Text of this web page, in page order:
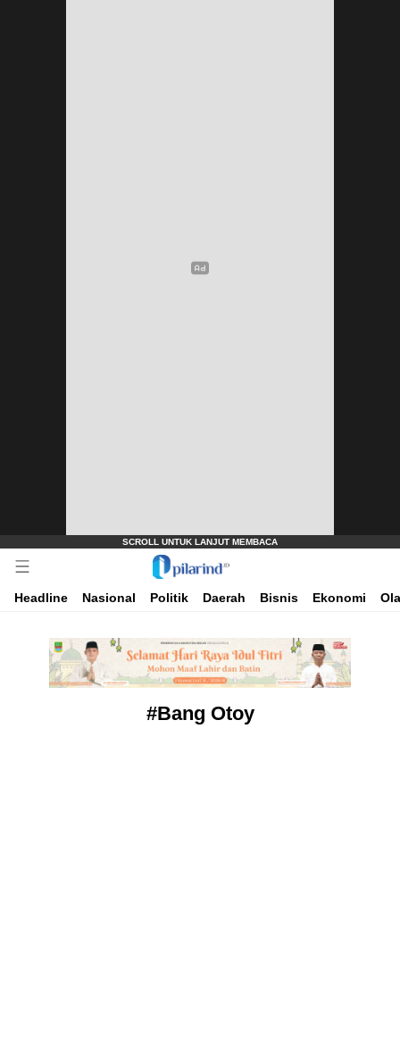
Pilarind.id
Dimana Arah Bangsa Bermula
Headline
Nasional Politik Daerah Bisnis Ekonomi
#Bang Otoy